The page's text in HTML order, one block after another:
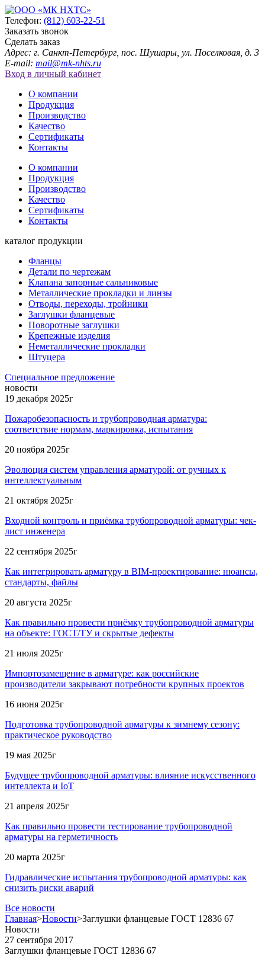
Телефон: (812) 603-22-51
Заказать звонок
Сделать заказ
Адрес: г. Санкт-Петербург, пос. Шушары, ул. Поселковая, д. 3
E-mail: mail@mk-nhts.ru
Вход в личный кабинет
О компании
Продукция
Производство
Качество
Сертификаты
Контакты
О компании
Продукция
Производство
Качество
Сертификаты
Контакты
каталог продукции
Фланцы
Детали по чертежам
Клапана запорные сальниковые
Металлические прокладки и линзы
Отводы, переходы, тройники
Заглушки фланцевые
Поворотные заглушки
Крепежные изделия
Неметаллические прокладки
Штуцера
Специальное предложение
новости
19 декабря 2025г
Пожаробезопасность и трубопроводная арматура:
соответствие нормам, маркировка, испытания
20 ноября 2025г
Эволюция систем управления арматурой: от ручных к
интеллектуальным
21 октября 2025г
Входной контроль и приёмка трубопроводной арматуры: чек-
лист инженера
22 сентября 2025г
Как интегрировать арматуру в BIM-проектирование: нюансы,
стандарты, файлы
20 августа 2025г
Как правильно провести приёмку трубопроводной арматуры
на объекте: ГОСТ/ТУ и скрытые дефекты
21 июля 2025г
Импортозамещение в арматуре: как российские
производители закрывают потребности крупных проектов
16 июня 2025г
Подготовка трубопроводной арматуры к зимнему сезону:
практическое руководство
19 мая 2025г
Будущее трубопроводной арматуры: влияние искусственного
интеллекта и IoT
21 апреля 2025г
Как правильно провести тестирование трубопроводной
арматуры на герметичность
20 марта 2025г
Гидравлические испытания трубопроводной арматуры: как
снизить риски аварий
Все новости
Главная>Новости>Заглушки фланцевые ГОСТ 12836 67
Новости
27 сентября 2017
Заглушки фланцевые ГОСТ 12836 67